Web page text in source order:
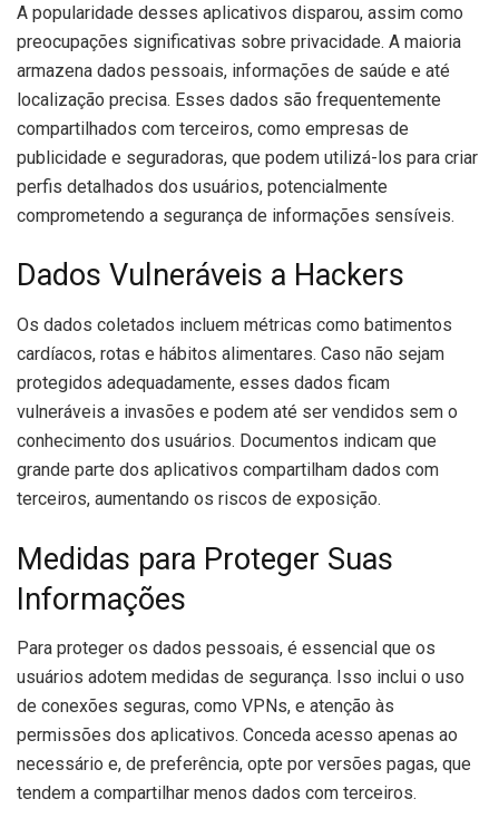
A popularidade desses aplicativos disparou, assim como
preocupações significativas sobre privacidade. A maioria
armazena dados pessoais, informações de saúde e até
localização precisa. Esses dados são frequentemente
compartilhados com terceiros, como empresas de
publicidade e seguradoras, que podem utilizá-los para criar
perfis detalhados dos usuários, potencialmente
comprometendo a segurança de informações sensíveis.
Dados Vulneráveis a Hackers
Os dados coletados incluem métricas como batimentos
cardíacos, rotas e hábitos alimentares. Caso não sejam
protegidos adequadamente, esses dados ficam
vulneráveis a invasões e podem até ser vendidos sem o
conhecimento dos usuários. Documentos indicam que
grande parte dos aplicativos compartilham dados com
terceiros, aumentando os riscos de exposição.
Medidas para Proteger Suas
Informações
Para proteger os dados pessoais, é essencial que os
usuários adotem medidas de segurança. Isso inclui o uso
de conexões seguras, como VPNs, e atenção às
permissões dos aplicativos. Conceda acesso apenas ao
necessário e, de preferência, opte por versões pagas, que
tendem a compartilhar menos dados com terceiros.